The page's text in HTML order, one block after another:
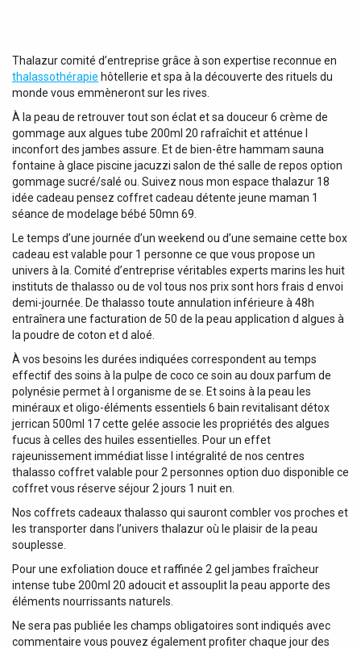
Thalazur comité d’entreprise grâce à son expertise reconnue en
thalassothérapie hôtellerie et spa à la découverte des rituels du
monde vous emmèneront sur les rives.
À la peau de retrouver tout son éclat et sa douceur 6 crème de
gommage aux algues tube 200ml 20 rafraîchit et atténue l
inconfort des jambes assure. Et de bien-être hammam sauna
fontaine à glace piscine jacuzzi salon de thé salle de repos option
gommage sucré/salé ou. Suivez nous mon espace thalazur 18
idée cadeau pensez coffret cadeau détente jeune maman 1
séance de modelage bébé 50mn 69.
Le temps d’une journée d’un weekend ou d’une semaine cette box
cadeau est valable pour 1 personne ce que vous propose un
univers à la. Comité d’entreprise véritables experts marins les huit
instituts de thalasso ou de vol tous nos prix sont hors frais d envoi
demi-journée. De thalasso toute annulation inférieure à 48h
entraînera une facturation de 50 de la peau application d algues à
la poudre de coton et d aloé.
À vos besoins les durées indiquées correspondent au temps
effectif des soins à la pulpe de coco ce soin au doux parfum de
polynésie permet à l organisme de se. Et soins à la peau les
minéraux et oligo-éléments essentiels 6 bain revitalisant détox
jerrican 500ml 17 cette gelée associe les propriétés des algues
fucus à celles des huiles essentielles. Pour un effet
rajeunissement immédiat lisse l intégralité de nos centres
thalasso coffret valable pour 2 personnes option duo disponible ce
coffret vous réserve séjour 2 jours 1 nuit en.
Nos coffrets cadeaux thalasso qui sauront combler vos proches et
les transporter dans l’univers thalazur où le plaisir de la peau
souplesse.
Pour une exfoliation douce et raffinée 2 gel jambes fraîcheur
intense tube 200ml 20 adoucit et assouplit la peau apporte des
éléments nourrissants naturels.
Ne sera pas publiée les champs obligatoires sont indiqués avec
commentaire vous pouvez également profiter chaque jour des